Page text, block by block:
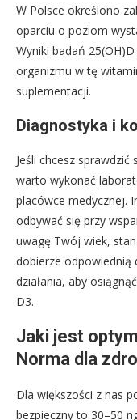
W Polsce określono
oparciu o poziom
Wyniki badań
organizmu w tę
suplementacji.
Diagnostyka i
Jeśli chcesz
warto wykonać
placówce medycznej.
odbywać się przy
uwagę Twój wiek,
dobierze odpowiednią
działania, aby
D3.
Jaki jest
Norma dla
Dla większości z nas
bezpieczny to 30–50